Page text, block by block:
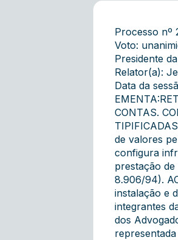
Processo nº
Voto:
Presidente
Relator(a):
Data da
CONTAS.
de valores
configura
prestação
8.906/94).
instalação e
integrantes
dos